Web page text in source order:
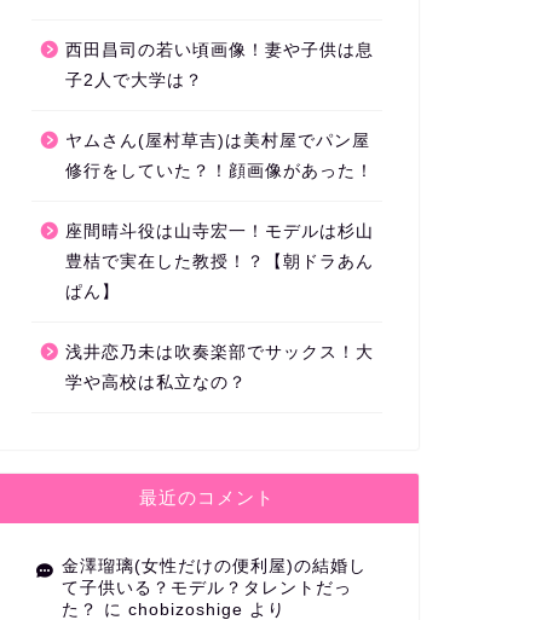
西田昌司の若い頃画像！妻や子供は息
子2人で大学は？
ヤムさん(屋村草吉)は美村屋でパン屋
修行をしていた？！顔画像があった！
座間晴斗役は山寺宏一！モデルは杉山
豊桔で実在した教授！？【朝ドラあん
ぱん】
浅井恋乃未は吹奏楽部でサックス！大
学や高校は私立なの？
最近のコメント
金澤瑠璃(女性だけの便利屋)の結婚し
て子供いる？モデル？タレントだっ
た？
に chobizoshige より